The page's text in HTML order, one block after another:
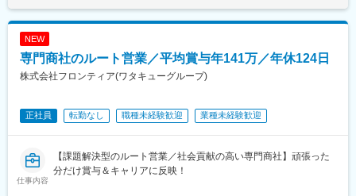
経験であってもご安心ください。
■組織構成：
■同社の魅力
宅ケア、手術室設備、外科系製品、産婦人科製品など、幅広い商
品群を持ちます。
NEW
専門商社のルート営業／平均賞与年141万／年休124日
株式会社フロンティア(ワタキューグループ)
正社員 転勤なし 職種未経験歓迎 業種未経験歓迎
仕事内容
【課題解決型のルート営業／社会貢献の高い専門商社】頑張った
分だけ賞与＆キャリアに反映！